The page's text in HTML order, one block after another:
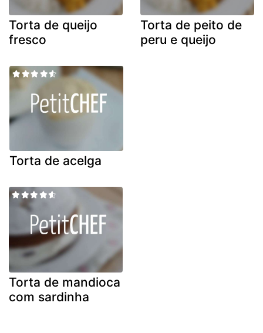
Torta de queijo
fresco
Torta de peito de
peru e queijo
Torta de acelga
Torta de mandioca
com sardinha